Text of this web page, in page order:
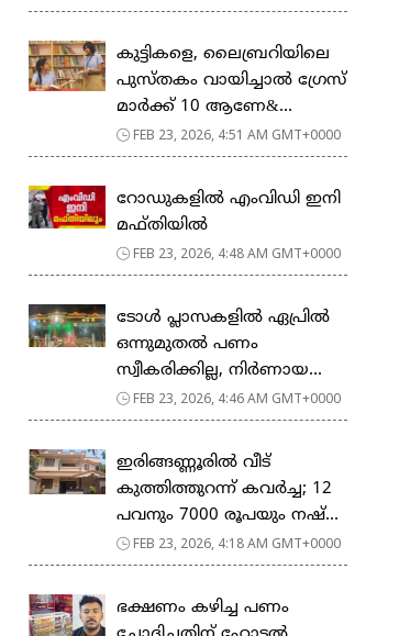
കുട്ടികളെ, ലൈബ്രറിയിലെ
പുസ്തകം വായിച്ചാല്‍ ഗ്രേസ്
മാര്‍ക്ക് 10 ആണേ&...
FEB 23, 2026, 4:51 AM GMT+0000
റോഡുകളില്‍ എംവിഡി ഇനി
മഫ്തിയില്‍
FEB 23, 2026, 4:48 AM GMT+0000
ടോള്‍ പ്ലാസകളില്‍ ഏപ്രില്‍
ഒന്നുമുതല്‍ പണം
സ്വീകരിക്കില്ല, നിര്‍ണായ...
FEB 23, 2026, 4:46 AM GMT+0000
ഇരിങ്ങണ്ണൂരിൽ വീട്
കുത്തിത്തുറന്ന് കവർച്ച; 12
പവനും 7000 രൂപയും നഷ്...
FEB 23, 2026, 4:18 AM GMT+0000
ഭക്ഷണം കഴിച്ച പണം